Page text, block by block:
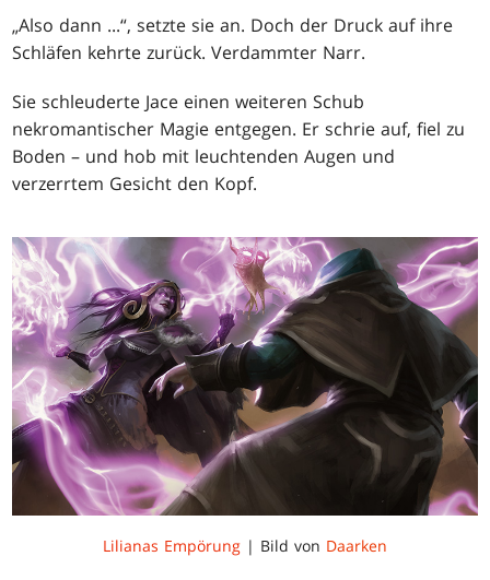
„Also dann ...“, setzte sie an. Doch der Druck auf ihre
Schläfen kehrte zurück. Verdammter Narr.
Sie schleuderte Jace einen weiteren Schub
nekromantischer Magie entgegen. Er schrie auf, fiel zu
Boden – und hob mit leuchtenden Augen und
verzerrtem Gesicht den Kopf.
Lilianas Empörung | Bild von Daarken